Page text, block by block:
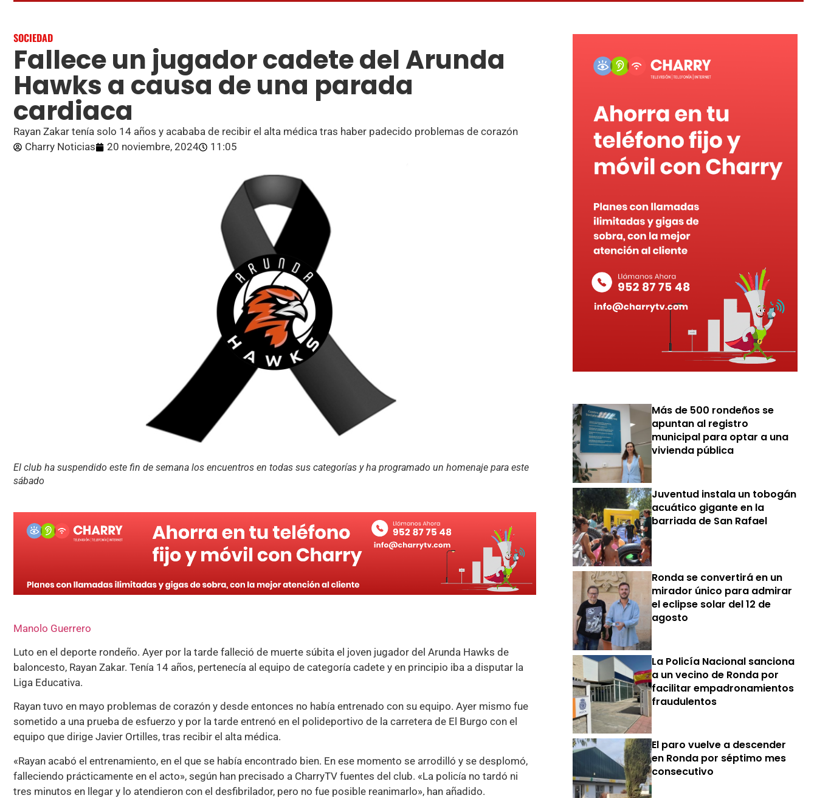
SOCIEDAD
Fallece un jugador cadete del Arunda
Hawks a causa de una parada
cardiaca
Rayan Zakar tenía solo 14 años y acababa de recibir el alta médica tras haber padecido problemas de corazón
Charry Noticias
20 noviembre, 2024 11:05
El club ha suspendido este fin de semana los encuentros en todas sus categorías y ha programado un homenaje para este
sábado
Manolo Guerrero
Luto en el deporte rondeño. Ayer por la tarde falleció de muerte súbita el joven jugador del Arunda Hawks de
baloncesto, Rayan Zakar. Tenía 14 años, pertenecía al equipo de categoría cadete y en principio iba a disputar la
Liga Educativa.
Rayan tuvo en mayo problemas de corazón y desde entonces no había entrenado con su equipo. Ayer mismo fue
sometido a una prueba de esfuerzo y por la tarde entrenó en el polideportivo de la carretera de El Burgo con el
equipo que dirige Javier Ortilles, tras recibir el alta médica.
«Rayan acabó el entrenamiento, en el que se había encontrado bien. En ese momento se arrodilló y se desplomó,
falleciendo prácticamente en el acto», según han precisado a CharryTV fuentes del club. «La policía no tardó ni
tres minutos en llegar y lo atendieron con el desfibrilador, pero no fue posible reanimarlo», han añadido.
Más de 500 rondeños se
apuntan al registro
municipal para optar a una
vivienda pública
Juventud instala un tobogán
acuático gigante en la
barriada de San Rafael
Ronda se convertirá en un
mirador único para admirar
el eclipse solar del 12 de
agosto
La Policía Nacional sanciona
a un vecino de Ronda por
facilitar empadronamientos
fraudulentos
El paro vuelve a descender
en Ronda por séptimo mes
consecutivo